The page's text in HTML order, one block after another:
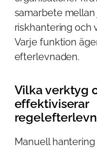
samarbete mellan
riskhantering och
Varje funktion
efterlevnaden.
Vilka verktyg
effektiviserar
Manuell